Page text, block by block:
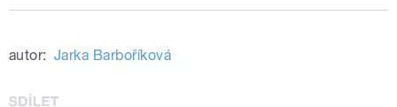
autor: Jarka Barboříková